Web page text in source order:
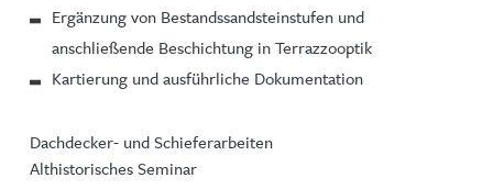
Ergänzung von Bestandssandsteinstufen und
anschließende Beschichtung in Terrazzooptik
Kartierung und ausführliche Dokumentation
Dachdecker- und Schieferarbeiten
Althistorisches Seminar